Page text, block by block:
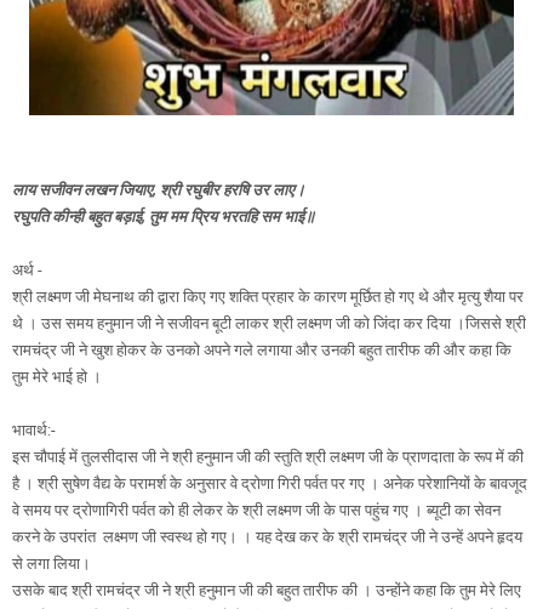
लाय सजीवन लखन जियाए, श्री रघुबीर हरषि उर लाए।
रघुपति कीन्ही बहुत बड़ाई, तुम मम प्रिय भरतहि सम भाई॥
अर्थ -
श्री लक्ष्मण जी मेघनाथ की द्वारा किए गए शक्ति प्रहार के कारण मूर्छित हो गए थे और मृत्यु शैया पर
थे । उस समय हनुमान जी ने सजीवन बूटी लाकर श्री लक्ष्मण जी को जिंदा कर दिया ।जिससे श्री
रामचंद्र जी ने खुश होकर के उनको अपने गले लगाया और उनकी बहुत तारीफ की और कहा कि
तुम मेरे भाई हो ।
भावार्थ:-
इस चौपाई में तुलसीदास जी ने श्री हनुमान जी की स्तुति श्री लक्ष्मण जी के प्राणदाता के रूप में की
है । श्री सुषेण वैद्य के परामर्श के अनुसार वे द्रोणा गिरी पर्वत पर गए । अनेक परेशानियों के बावजूद
वे समय पर द्रोणागिरी पर्वत को ही लेकर के श्री लक्ष्मण जी के पास पहुंच गए । ब्यूटी का सेवन
करने के उपरांत लक्ष्मण जी स्वस्थ हो गए। । यह देख कर के श्री रामचंद्र जी ने उन्हें अपने हृदय
से लगा लिया।
उसके बाद श्री रामचंद्र जी ने श्री हनुमान जी की बहुत तारीफ की । उन्होंने कहा कि तुम मेरे लिए